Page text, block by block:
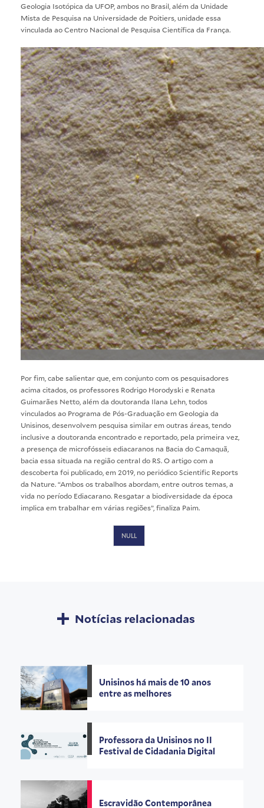
Geologia Isotópica da UFOP, ambos no Brasil, além da Unidade
Mista de Pesquisa na Universidade de Poitiers, unidade essa
vinculada ao Centro Nacional de Pesquisa Científica da França.
Por fim, cabe salientar que, em conjunto com os pesquisadores
acima citados, os professores Rodrigo Horodyski e Renata
Guimarães Netto, além da doutoranda Ilana Lehn, todos
vinculados ao Programa de Pós-Graduação em Geologia da
Unisinos, desenvolvem pesquisa similar em outras áreas, tendo
inclusive a doutoranda encontrado e reportado, pela primeira vez,
a presença de microfósseis ediacaranos na Bacia do Camaquã,
bacia essa situada na região central do RS. O artigo com a
descoberta foi publicado, em 2019, no periódico Scientific Reports
da Nature. “Ambos os trabalhos abordam, entre outros temas, a
vida no período Ediacarano. Resgatar a biodiversidade da época
implica em trabalhar em várias regiões”, finaliza Paim.
NULL
Notícias relacionadas
Unisinos há mais de 10 anos
entre as melhores
Professora da Unisinos no II
Festival de Cidadania Digital
Escravidão Contemporânea